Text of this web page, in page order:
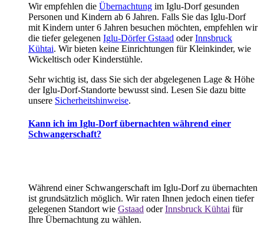
Wir empfehlen die Übernachtung im Iglu-Dorf gesunden
Personen und Kindern ab 6 Jahren. Falls Sie das Iglu-Dorf
mit Kindern unter 6 Jahren besuchen möchten, empfehlen wir
die tiefer gelegenen Iglu-Dörfer Gstaad oderInnsbruck
Kühtai. Wir bieten keine Einrichtungen für Kleinkinder, wie
Wickeltisch oder Kinderstühle.
Sehr wichtig ist, dass Sie sich der abgelegenen Lage & Höhe
der Iglu-Dorf-Standorte bewusst sind. Lesen Sie dazu bitte
unsere Sicherheitshinweise.
Kann ich im Iglu-Dorf übernachten während einer
Schwangerschaft?
Während einer Schwangerschaft im Iglu-Dorf zu übernachten
ist grundsätzlich möglich. Wir raten Ihnen jedoch einen tiefer
gelegenen Standort wie Gstaad oderInnsbruck Kühtai für
Ihre Übernachtung zu wählen.